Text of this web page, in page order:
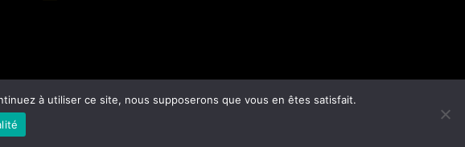
à utiliser ce site, nous supposerons que vous en êtes satisfait.